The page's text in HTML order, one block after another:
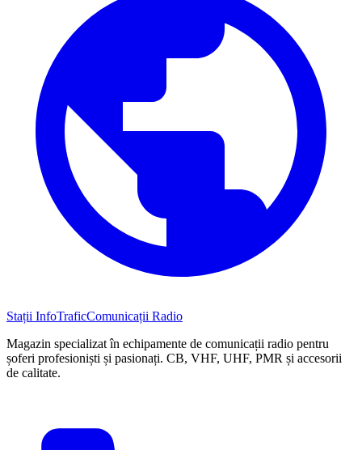
Stații InfoTraficComunicații Radio
Magazin specializat în echipamente de comunicații radio pentru
șoferi profesioniști și pasionați. CB, VHF, UHF, PMR și accesorii
de calitate.